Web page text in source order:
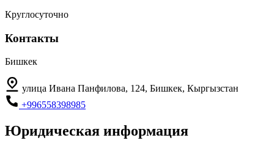
Круглосуточно
Контакты
Бишкек
улица Ивана Панфилова, 124, Бишкек, Кыргызстан
+996558398985
Юридическая информация